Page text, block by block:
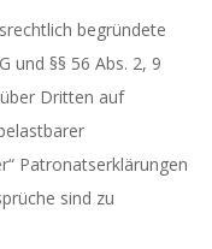
begründete
und §§ 56 Abs. 2, 9
Dritten auf
Patronatserklärungen
sind zu